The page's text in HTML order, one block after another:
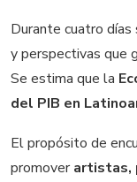
Durante cuatro
y perspectivas que
Se estima que la
del PIB en
El propósito de
promoverartistas,